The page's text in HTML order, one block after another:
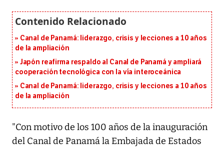
Canal de Panamá: liderazgo, crisis y lecciones a 10 años
de la ampliación
Japón reafirma respaldo al Canal de Panamá y ampliará
cooperación tecnológica con la vía interoceánica
Canal de Panamá: liderazgo, crisis y lecciones a 10 años
de la ampliación
"Con motivo de los 100 años de la inauguración
del Canal de Panamá la Embajada de Estados